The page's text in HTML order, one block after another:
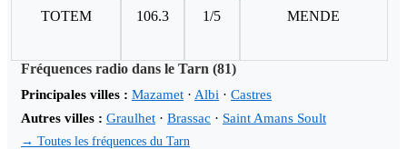
TOTEM 106.3 1/5 MENDE
Fréquences radio dans le Tarn (81)
Principales villes : Mazamet · Albi · Castres
Autres villes : Graulhet · Brassac · Saint Amans Soult
→ Toutes les fréquences du Tarn